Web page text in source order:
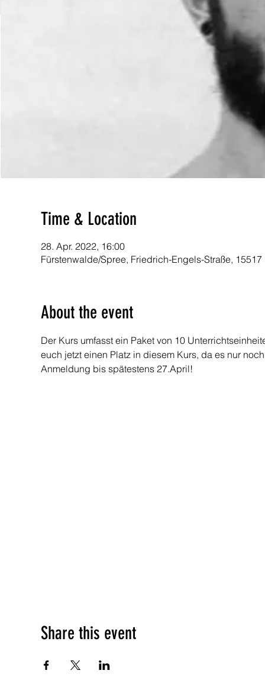
Time & Location
28. Apr. 2022, 16:00
Fürstenwalde/Spree, Friedrich-Engels-Straße,
About the event
Der Kurs umfasst ein Paket von 10
euch jetzt einen Platz in diesem Kurs, da es nur
Anmeldung bis spätestens 27.April!
Share this event